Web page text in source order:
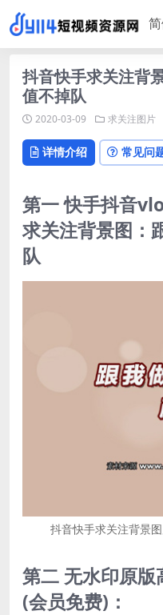
抖音快手求关注背
值不掉队
2020-03-09 求关注图片
详情介绍 常见问
第一 快手抖音
求关注背景图：
队
抖音快手求关注背景
第二 无水印原
(会员免费)：